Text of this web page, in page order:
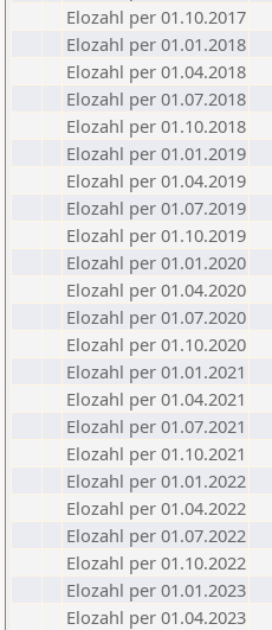
Elozahl per 01.10.2017
Elozahl per 01.01.2018
Elozahl per 01.04.2018
Elozahl per 01.07.2018
Elozahl per 01.10.2018
Elozahl per 01.01.2019
Elozahl per 01.04.2019
Elozahl per 01.07.2019
Elozahl per 01.10.2019
Elozahl per 01.01.2020
Elozahl per 01.04.2020
Elozahl per 01.07.2020
Elozahl per 01.10.2020
Elozahl per 01.01.2021
Elozahl per 01.04.2021
Elozahl per 01.07.2021
Elozahl per 01.10.2021
Elozahl per 01.01.2022
Elozahl per 01.04.2022
Elozahl per 01.07.2022
Elozahl per 01.10.2022
Elozahl per 01.01.2023
Elozahl per 01.04.2023